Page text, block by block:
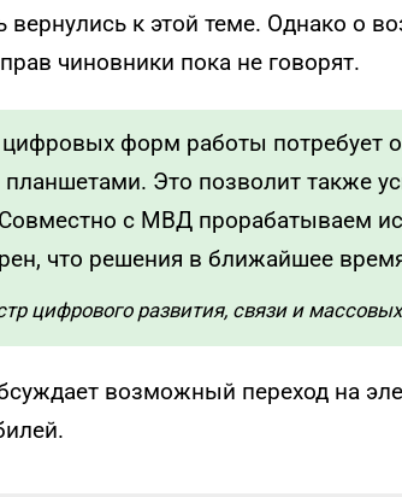
к этой теме. Однако о
чиновники пока не говорят.
форм работы потребует
Это позволит также
с МВД прорабатываем
что решения в ближайшее
цифрового развития, связи и
возможный переход на